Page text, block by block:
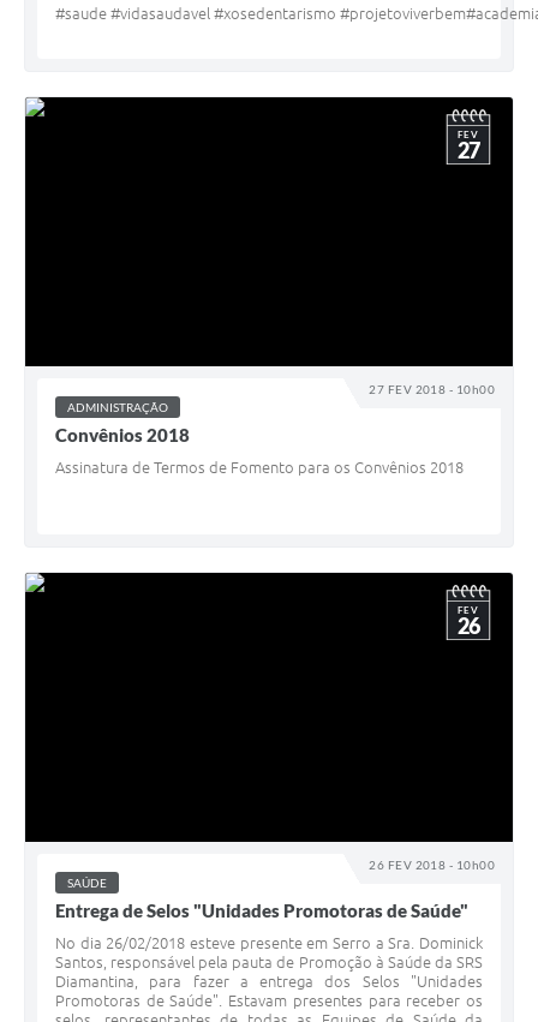
#saude #vidasaudavel #xosedentarismo
27 FEV 2018 - 10h00
FEV
27
ADMINISTRAÇÃO
Convênios 2018
Assinatura de Termos de Fomento para os Convênios 2018
26 FEV 2018 - 10h00
FEV
26
SAÚDE
Entrega de Selos "Unidades Promotoras de Saúde"
No dia 26/02/2018 esteve presente em Serro a Sra. Dominick
Santos, responsável pela pauta de Promoção à Saúde da SRS
Diamantina, para fazer a entrega dos Selos "Unidades
Promotoras de Saúde". Estavam presentes para receber os